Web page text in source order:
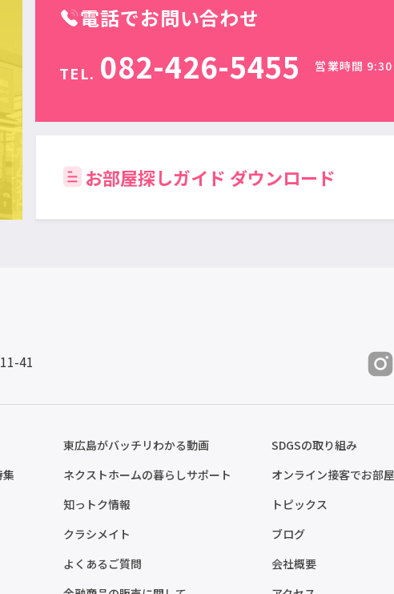
電話でお問い合わせ
TEL. 082-426-5455 営業時間
お部屋探しガイド ダウンロード
41
東広島がバッチリわかる動画
ネクストホームの暮らしサポート
知っトク情報
クラシメイト
よくあるご質問
SDGSの取り組み
オンライン接客でお部
トピックス
ブログ
会社概要